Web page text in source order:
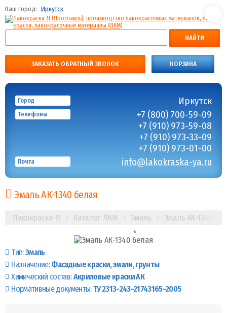
Ваш город: Иркутск
НАЙТИ
ЗАКАЗАТЬ ОБРАТНЫЙ ЗВОНОК КОРЗИНА
Город Иркутск
Телефоны
+7 (800) 700-59-09
+7 (910) 973-59-08
+7 (910) 973-33-09
+7 (910) 973-01-00
Почта info@lakokraska-ya.ru
Эмаль АК-1340 белая
Лакокраска-Я Каталог ЛКМ Эмаль Эмаль АК-1340
Тип:Эмаль
Назначение:Фасадные краски, эмали, грунты
Химический состав:Акриловые краски АК
Нормативные документы:ТУ 2313-243-21743165-2005